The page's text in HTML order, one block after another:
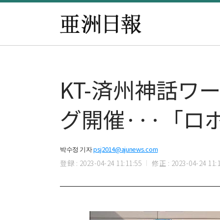
KT-済州神話ワ
グ開催···「ロ
박수정 기자psj2014@ajunews.com
登録 : 2023-04-24 11:11:55 修正 : 2023-04-24